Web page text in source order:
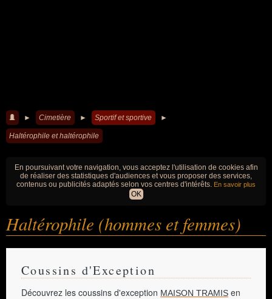
► Cimetière ► Sportif et sportive ►
Haltérophile et haltérophile
En poursuivant votre navigation, vous acceptez l'utilisation de cookies afin
de réaliser des statistiques d'audiences et vous proposer des services,
contenus ou publicités adaptés selon vos centres d'intérêts. En savoir plus
OK
Haltérophile (hommes et femmes)
Coussins d'Exception
Découvrez les coussins d'exception MAISON TRAMIS en